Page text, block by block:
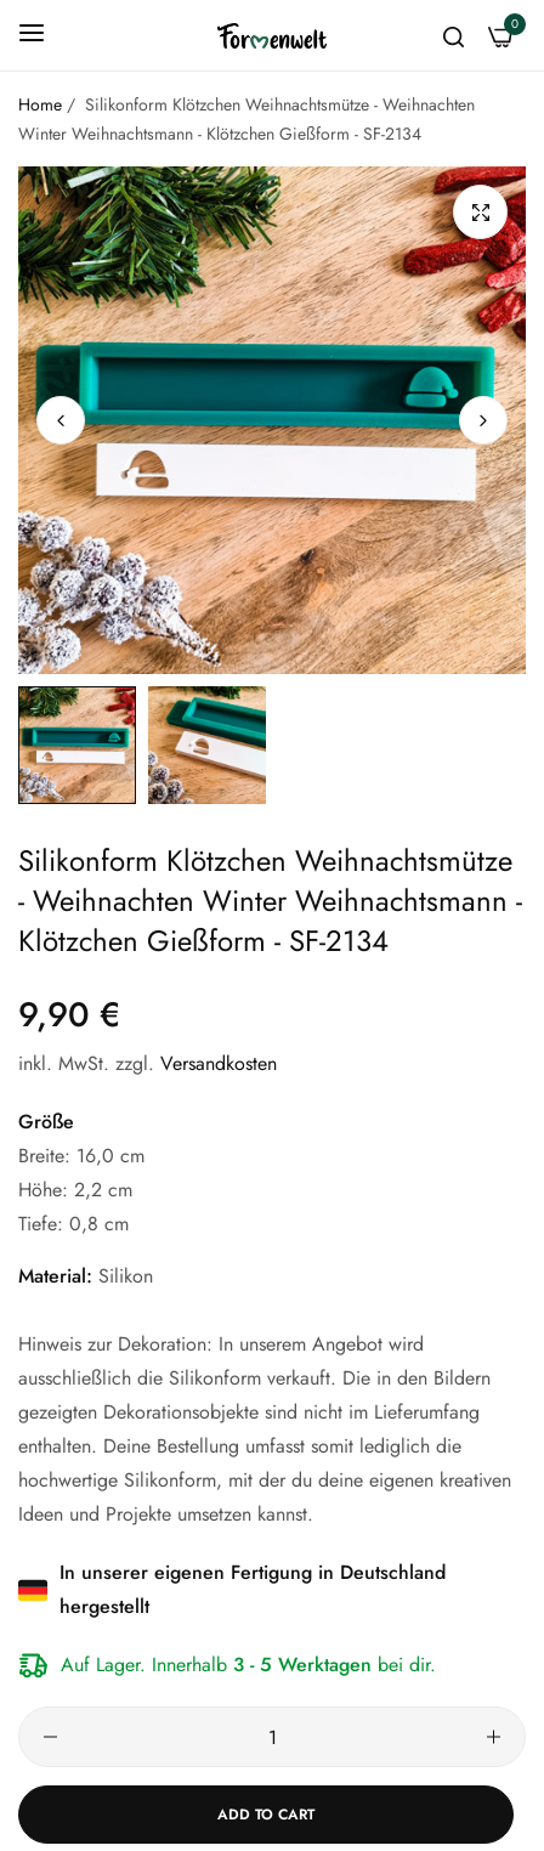
0
Home / Silikonform Klötzchen Weihnachtsmütze - Weihnachten
Winter Weihnachtsmann - Klötzchen Gießform - SF-2134
Silikonform Klötzchen Weihnachtsmütze
- Weihnachten Winter Weihnachtsmann -
Klötzchen Gießform - SF-2134
Regular
price
9,90 €
inkl. MwSt. zzgl. Versandkosten
Größe
Breite: 16,0 cm
Höhe: 2,2 cm
Tiefe: 0,8 cm
Material: Silikon
Hinweis zur Dekoration: In unserem Angebot wird
ausschließlich die Silikonform verkauft. Die in den Bildern
gezeigten Dekorationsobjekte sind nicht im Lieferumfang
enthalten. Deine Bestellung umfasst somit lediglich die
hochwertige Silikonform, mit der du deine eigenen kreativen
Ideen und Projekte umsetzen kannst.
In unserer eigenen Fertigung in Deutschland
hergestellt
Auf Lager. Innerhalb 3 - 5 Werktagen bei dir.
ADD TO CART